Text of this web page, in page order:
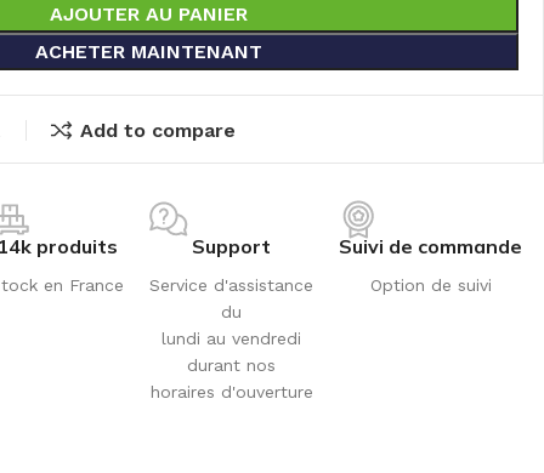
AJOUTER AU PANIER
ACHETER MAINTENANT
Add to compare
produits
en France
Support
Service d'assistance
du
lundi au vendredi
durant nos
horaires d'ouverture
Suivi de commande
Option de suivi